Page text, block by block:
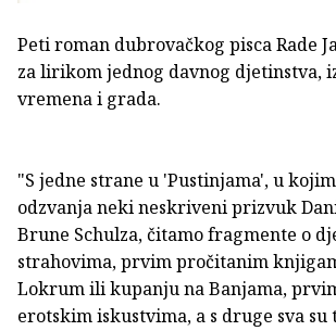
Peti roman dubrovačkog pisca Rade
za lirikom jednog davnog djetinstva,
vremena i grada.
"S jedne strane u 'Pustinjama', u
odzvanja neki neskriveni prizvuk
Brune Schulza, čitamo fragmente o
strahovima, prvim pročitanim
Lokrum ili kupanju na Banjama,
erotskim iskustvima, a s druge sva su